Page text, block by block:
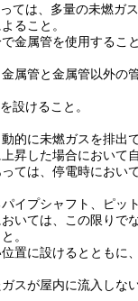
は、多量の未燃ガ
ること。
金属管を使用するこ
属管と金属管以外の
設けること。
的に未燃ガスを排出
昇した場合において
ては、停電時におい
イプシャフト、ピッ
いては、この限りでな
。
置に設けるとともに
スが屋内に流入しな